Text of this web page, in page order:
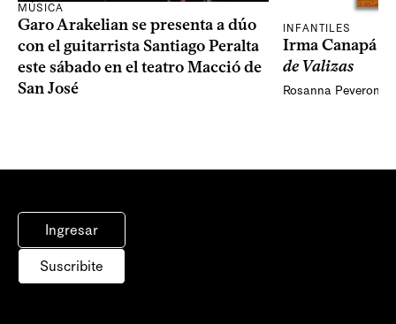
MÚSICA
Garo Arakelian se presenta a dúo
con el guitarrista Santiago Peralta
este sábado en el teatro Macció de
San José
INFANTILES
Irma Canapá
de Valizas
Rosanna Peveroni
Ingresar
Suscribite